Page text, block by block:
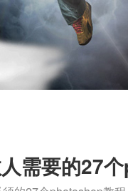
需要的27